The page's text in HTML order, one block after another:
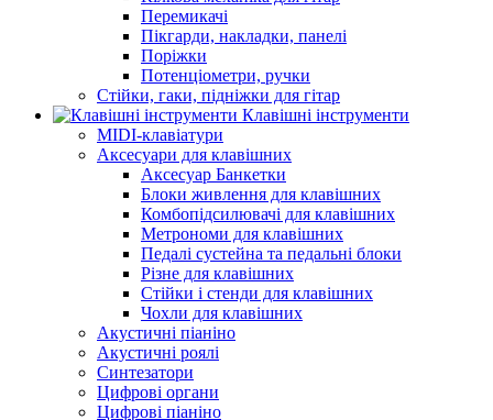
Перемикачі
Пікгарди, накладки, панелі
Поріжки
Потенціометри, ручки
Стійки, гаки, підніжки для гітар
Клавішні інструменти
MIDI-клавіатури
Аксесуари для клавішних
Аксесуар Банкетки
Блоки живлення для клавішних
Комбопідсилювачі для клавішних
Метрономи для клавішних
Педалі сустейна та педальні блоки
Різне для клавішних
Стійки і стенди для клавішних
Чохли для клавішних
Акустичні піаніно
Акустичні роялі
Синтезатори
Цифрові органи
Цифрові піаніно